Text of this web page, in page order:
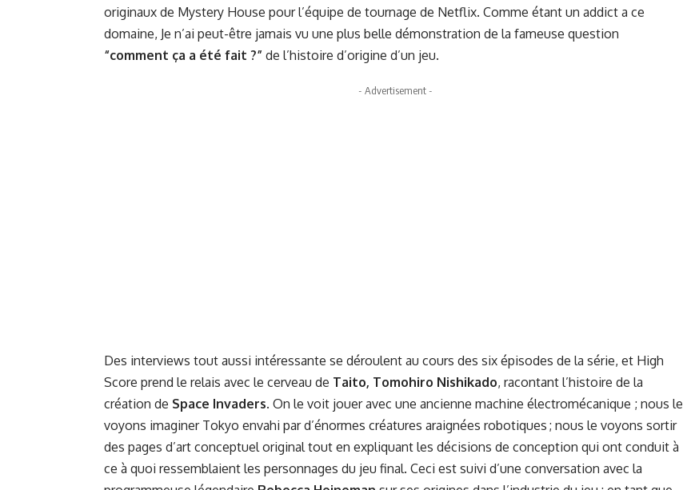
originaux de Mystery House pour l’équipe de tournage de Netflix. Comme étant un addict a ce
domaine, Je n’ai peut-être jamais vu une plus belle démonstration de la fameuse question
“comment ça a été fait ?” de l’histoire d’origine d’un jeu.
- Advertisement -
Des interviews tout aussi intéressante se déroulent au cours des six épisodes de la série, et High
Score prend le relais avec le cerveau de Taito, Tomohiro Nishikado, racontant l’histoire de la
création de Space Invaders. On le voit jouer avec une ancienne machine électromécanique ; nous le
voyons imaginer Tokyo envahi par d’énormes créatures araignées robotiques ; nous le voyons sortir
des pages d’art conceptuel original tout en expliquant les décisions de conception qui ont conduit à
ce à quoi ressemblaient les personnages du jeu final. Ceci est suivi d’une conversation avec la